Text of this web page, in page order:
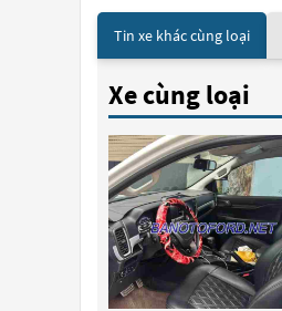
Tin xe khác cùng loại
Xe cùng loại